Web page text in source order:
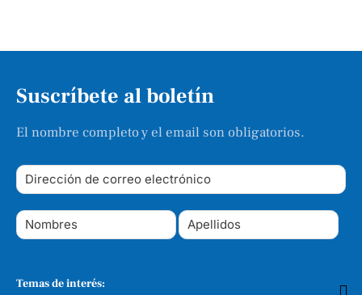
Suscríbete al boletín
El nombre completo y el email son obligatorios.
Temas de interés: